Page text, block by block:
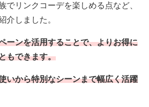
でリンクコーデを楽しめる点など、
介しました。
ーンを活用することで、よりお得に
もできます。
いから特別なシーンまで幅広く活躍